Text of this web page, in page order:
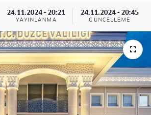
24.11.2024 - 20:21
YAYINLANMA
24.11.2024 - 20:45
GÜNCELLEME